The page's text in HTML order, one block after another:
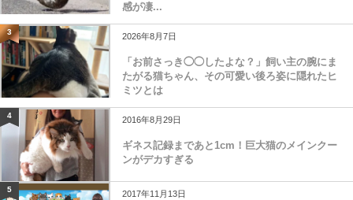
感が凄...
3 2026年8月7日
「お前さっき◯◯したよな？」飼い主の腕にま
たがる猫ちゃん、その可愛い後ろ姿に隠れたヒ
ミツとは
4 2016年8月29日
ギネス記録まであと1cm！巨大猫のメインクー
ンがデカすぎる
5 2017年11月13日